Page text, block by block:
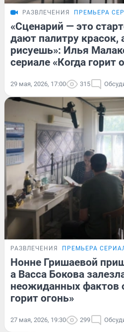
РАЗВЛЕЧЕНИЯ ПРЕМЬЕРА
«Сценарий — это
дают палитру красок,
рисуешь»: Илья
сериале «Когда горит
29 мая, 2026, 17:00 315
РАЗВЛЕЧЕНИЯ ПРЕМЬЕРА
Нонне Гришаевой
а Васса Бокова
неожиданных фактов
горит огонь»
27 мая, 2026, 19:30 299